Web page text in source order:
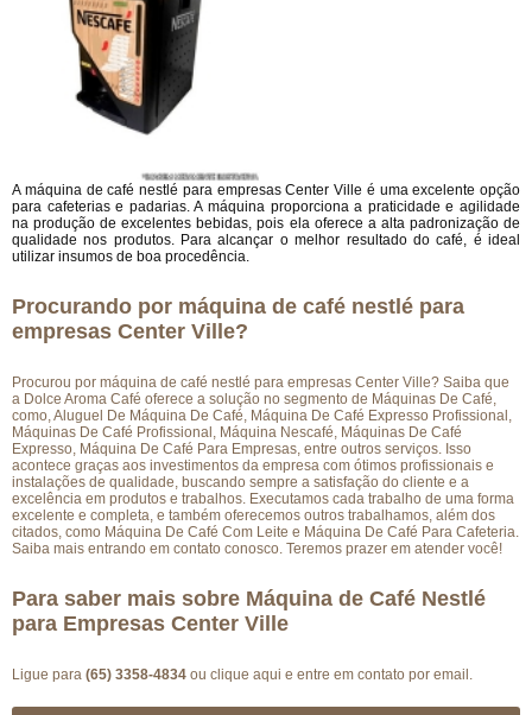
A máquina de café nestlé para empresas Center Ville é uma excelente opção
para cafeterias e padarias. A máquina proporciona a praticidade e agilidade
na produção de excelentes bebidas, pois ela oferece a alta padronização de
qualidade nos produtos. Para alcançar o melhor resultado do café, é ideal
utilizar insumos de boa procedência.
Procurando por máquina de café nestlé para
empresas Center Ville?
Procurou por máquina de café nestlé para empresas Center Ville? Saiba que
a Dolce Aroma Café oferece a solução no segmento de Máquinas De Café,
como, Aluguel De Máquina De Café, Máquina De Café Expresso Profissional,
Máquinas De Café Profissional, Máquina Nescafé, Máquinas De Café
Expresso, Máquina De Café Para Empresas, entre outros serviços. Isso
acontece graças aos investimentos da empresa com ótimos profissionais e
instalações de qualidade, buscando sempre a satisfação do cliente e a
excelência em produtos e trabalhos. Executamos cada trabalho de uma forma
excelente e completa, e também oferecemos outros trabalhamos, além dos
citados, como Máquina De Café Com Leite e Máquina De Café Para Cafeteria.
Saiba mais entrando em contato conosco. Teremos prazer em atender você!
Para saber mais sobre Máquina de Café Nestlé
para Empresas Center Ville
Ligue para (65) 3358-4834 ou clique aqui e entre em contato por email.